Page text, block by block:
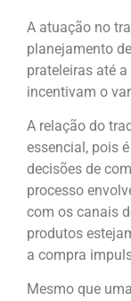
A atuação no
planejamento
prateleiras até
incentivam o
A relação do
essencial, pois
decisões de
processo
com os canais
produtos
a compra
Mesmo que